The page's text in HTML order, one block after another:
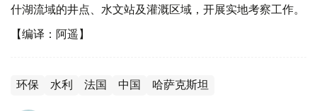
什湖流域的井点、水文站及灌溉区域，开展实地考察工作。
【编译：阿遥】
环保 水利 法国 中国 哈萨克斯坦